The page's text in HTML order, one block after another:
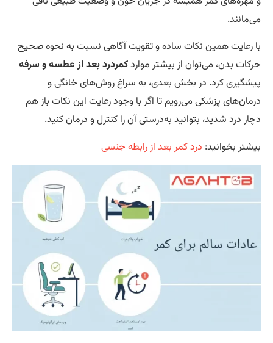
رعایت همین نکات ساده و تقویت آگاهی نسبت به نحوه صحیح
بدن، می‌توان از بیشتر مواردکمردرد بعد از عطسه و سرفه
کرد. در بخش بعدی، به سراغ روش‌های خانگی و
پزشکی می‌رویم تا اگر با وجود رعایت این نکات باز هم
درد شدید، بتوانید به‌درستی آن را کنترل و درمان کنید.
بخوانید:درد کمر بعد از رابطه جنسی